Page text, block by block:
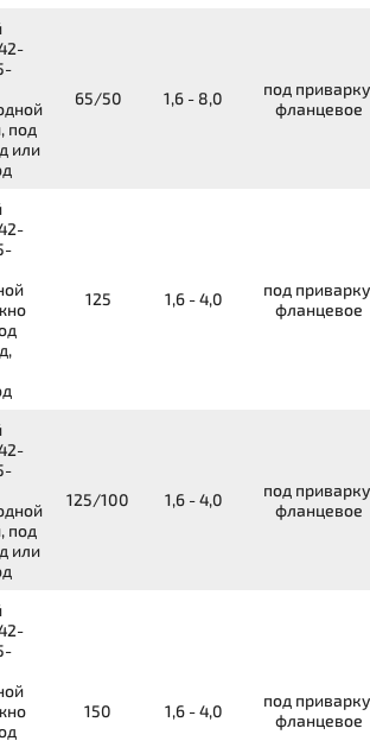
под
или
65/50 1,6 - 8,0
под
фланцевое
125 1,6 - 4,0
под
фланцевое
под
или
125/100 1,6 - 4,0
под
фланцевое
150 1,6 - 4,0
под
фланцевое